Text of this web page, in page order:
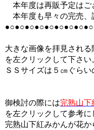
本年度は再販予定はご
本年度も早々の完売、
大きな画像を拝見される
を左クリックして下さ
ＳＳサイズは５㎝ぐら
御検討の際には完熟山下
を左クリックして参考に
完熟山下紅みかんが花